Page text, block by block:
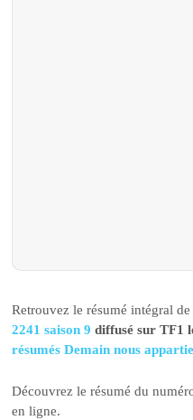
Retrouvez le résumé intégral
2241 saison 9diffusé sur TF1
résumés Demain nous
Découvrez le résumé du
en ligne.